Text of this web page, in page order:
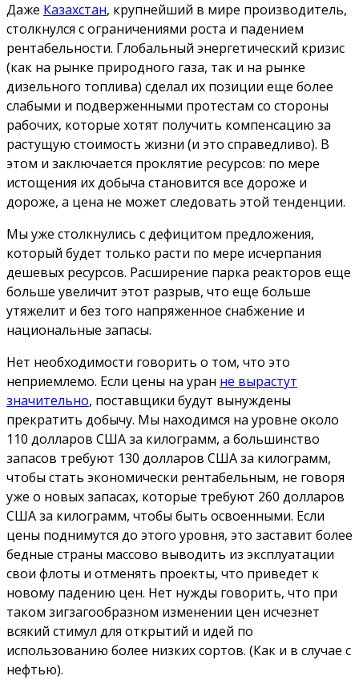
Даже Казахстан, крупнейший в мире производитель,
столкнулся с ограничениями роста и падением
рентабельности. Глобальный энергетический кризис
(как на рынке природного газа, так и на рынке
дизельного топлива) сделал их позиции еще более
слабыми и подверженными протестам со стороны
рабочих, которые хотят получить компенсацию за
растущую стоимость жизни (и это справедливо). В
этом и заключается проклятие ресурсов: по мере
истощения их добыча становится все дороже и
дороже, а цена не может следовать этой тенденции.
Мы уже столкнулись с дефицитом предложения,
который будет только расти по мере исчерпания
дешевых ресурсов. Расширение парка реакторов еще
больше увеличит этот разрыв, что еще больше
утяжелит и без того напряженное снабжение и
национальные запасы.
Нет необходимости говорить о том, что это
неприемлемо. Если цены на уран не вырастут
значительно, поставщики будут вынуждены
прекратить добычу. Мы находимся на уровне около
110 долларов США за килограмм, а большинство
запасов требуют 130 долларов США за килограмм,
чтобы стать экономически рентабельным, не говоря
уже о новых запасах, которые требуют 260 долларов
США за килограмм, чтобы быть освоенными. Если
цены поднимутся до этого уровня, это заставит более
бедные страны массово выводить из эксплуатации
свои флоты и отменять проекты, что приведет к
новому падению цен. Нет нужды говорить, что при
таком зигзагообразном изменении цен исчезнет
всякий стимул для открытий и идей по
использованию более низких сортов. (Как и в случае с
нефтью).